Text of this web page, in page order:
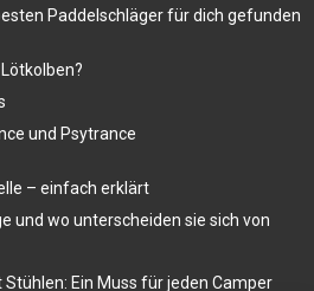
Paddelschläger für dich gefunden
und Psytrance
– einfach erklärt
und wo unterscheiden sie sich von
Ein Muss für jeden Camper